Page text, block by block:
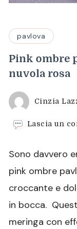
pavlova
Pink ombre
nuvola rosa
Cinzia
Lascia un
Sono davvero
pink ombre
croccante e
in bocca.
meringa con